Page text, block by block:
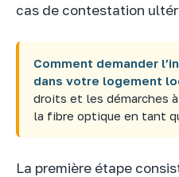
cas de contestation
Comment demander
dans votre logement
droits et les démarches
la fibre optique en tant
La première étape